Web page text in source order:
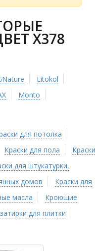
X378
Litokol
Monto
для потолка
Краски для пола
Краски
для штукатурки,
домов
Краски для
масла
Кроющие
для плитки